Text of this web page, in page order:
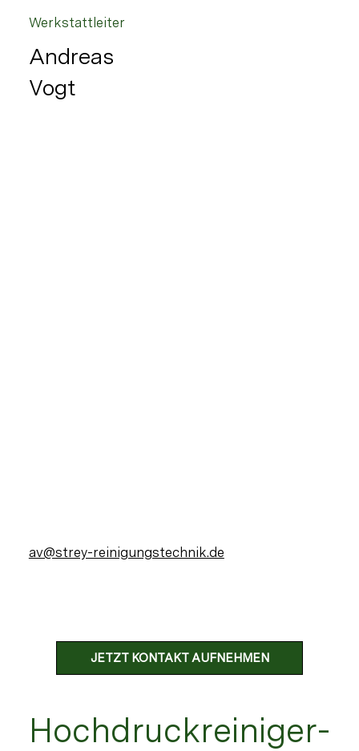
JETZT KONTAKT AUFNEHMEN
Hochdruckreiniger-
Werkstattleiter
Andreas
Vogt
av@strey-reinigungstechnik.de